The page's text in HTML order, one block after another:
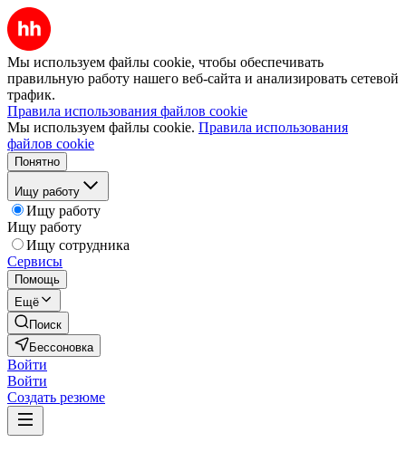
Мы используем файлы cookie, чтобы обеспечивать
правильную работу нашего веб-сайта и анализировать сетевой
трафик.
Правила использования файлов cookie
Мы используем файлы cookie. Правила использования
файлов cookie
Понятно
Ищу работу
Ищу работу
Ищу работу
Ищу сотрудника
Сервисы
Помощь
Ещё
Поиск
Бессоновка
Войти
Войти
Создать резюме